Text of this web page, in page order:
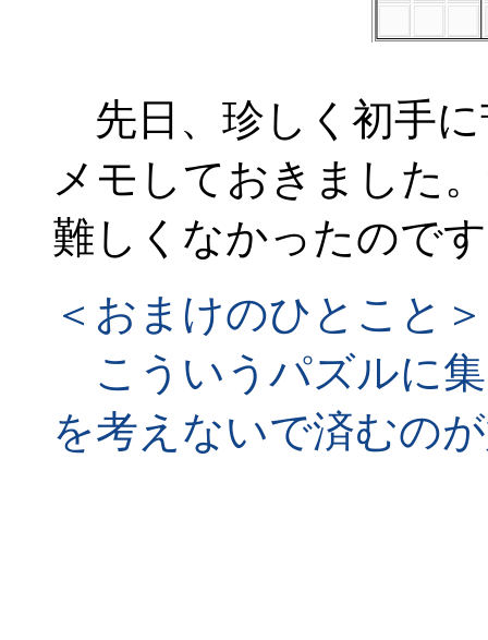
先日、珍しく初手
メモしておきました
難しくなかったの
＜おまけのひとこと＞
こういうパズルに
を考えないで済むの